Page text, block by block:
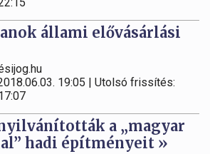
állami elővásárlási
19:05 | Utolsó frissítés:
a „magyar
hadi építményeit »